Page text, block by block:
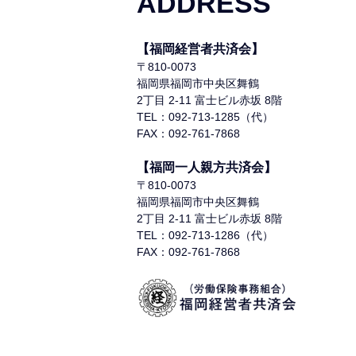
【福岡経営者共済会】
〒810-0073
福岡県福岡市中央区舞鶴
2丁目 2-11 富士ビル赤坂 8階
TEL：092-713-1285（代）
FAX：092-761-7868
【福岡一人親方共済会】
〒810-0073
福岡県福岡市中央区舞鶴
2丁目 2-11 富士ビル赤坂 8階
TEL：092-713-1286（代）
FAX：092-761-7868